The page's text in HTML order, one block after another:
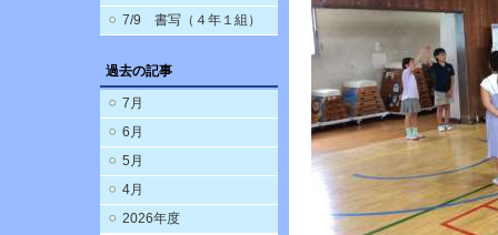
7/9 書写（４年１組）
過去の記事
7月
6月
5月
4月
2026年度